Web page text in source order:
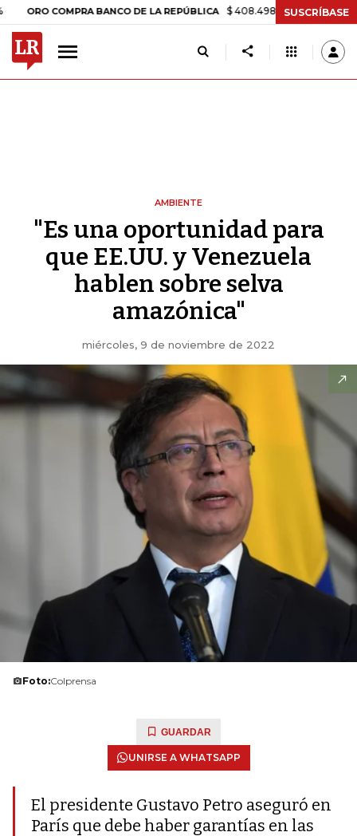
COMPRA BANCO DE LA REPÚBLICA $ 408.498,97 +$ 8.753,81 +2,19%
SUSCRÍBASE
AMBIENTE
"Es una oportunidad para
que EE.UU. y Venezuela
hablen sobre selva
amazónica"
miércoles, 9 de noviembre de 2022
Foto:Colprensa
GUARDAR
UNIRSE A WHATSAPP
El presidente Gustavo Petro aseguró en
París que debe haber garantías en las